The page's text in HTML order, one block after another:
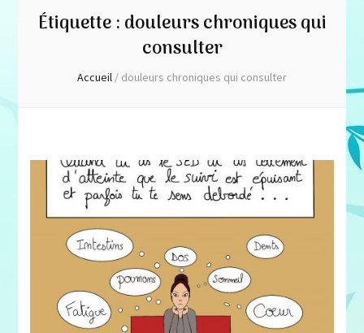
Étiquette :douleurs chroniques qui
consulter
Accueil/ douleurs chroniques qui consulter